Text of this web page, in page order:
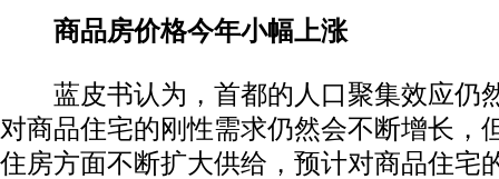
商品房价格今年小幅上涨
蓝皮书认为，首都的人口聚集效应仍
对商品住宅的刚性需求仍然会不断增长，
住房方面不断扩大供给，预计对商品住宅